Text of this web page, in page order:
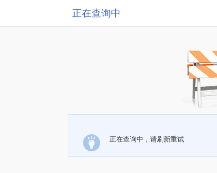
正在查询中
正在查询中，请刷新重试